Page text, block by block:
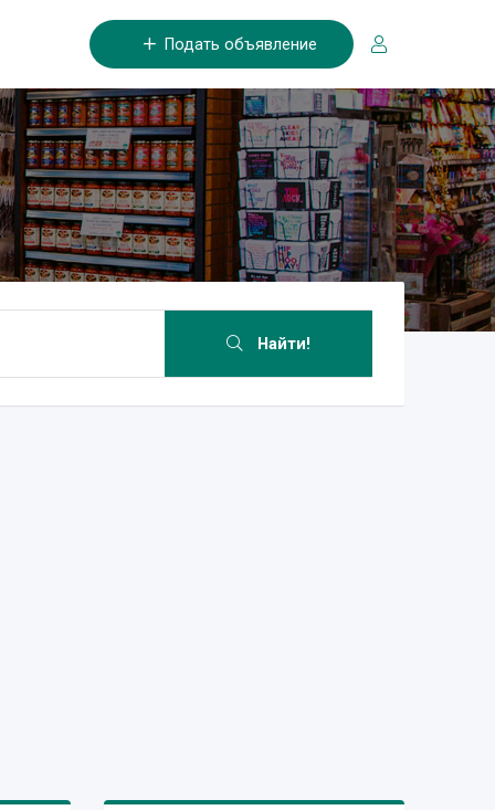
Подать объявление
Найти!